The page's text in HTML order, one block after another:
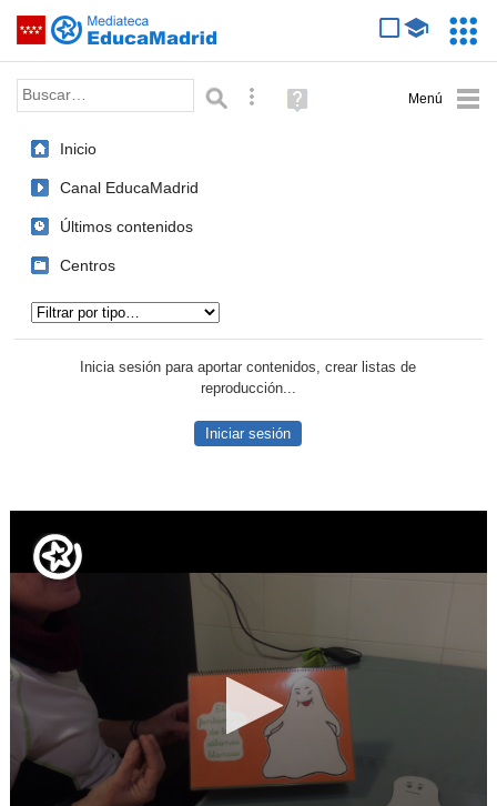
Saltar navegación
Palabra o frase: Búsqueda avanzada
Ayuda
(en
Inicio
Canal EducaMadrid
Últimos contenidos
Centros
Inicia sesión para aportar contenidos, crear listas de
reproducción...
Iniciar sesión